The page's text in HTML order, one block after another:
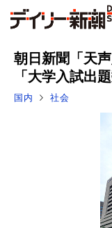
朝日新聞「天
「大学入試出
国内 社会